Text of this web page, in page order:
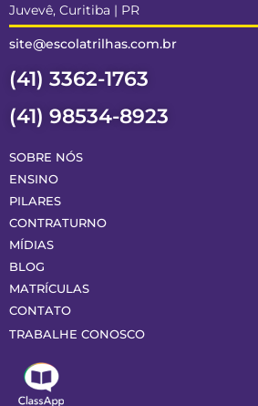
Juvevê, Curitiba | PR
site@escolatrilhas.com.br
(41) 3362-1763
(41) 98534-8923
SOBRE NÓS
ENSINO
PILARES
CONTRATURNO
MÍDIAS
BLOG
MATRÍCULAS
CONTATO
TRABALHE CONOSCO